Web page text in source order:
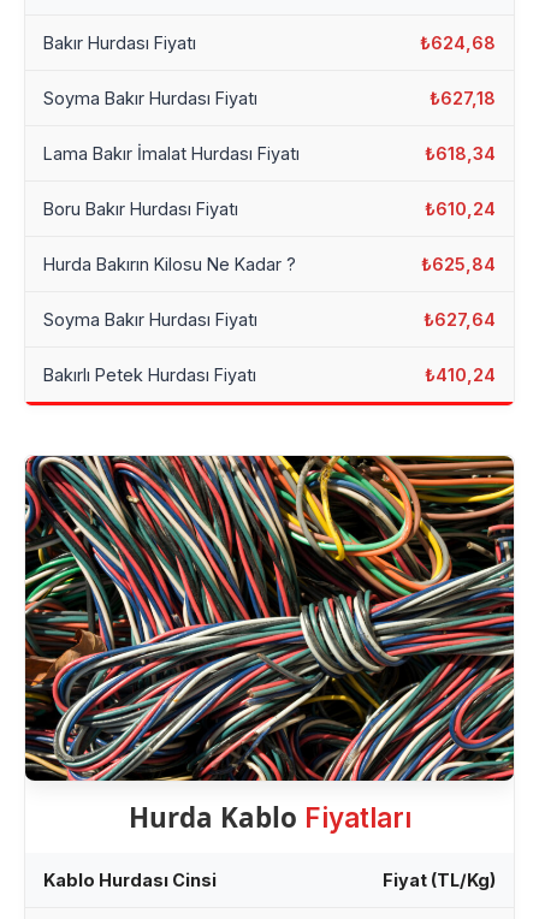
Bakır Hurdası Fiyatı ₺624,68
Soyma Bakır Hurdası Fiyatı ₺627,18
Lama Bakır İmalat Hurdası Fiyatı ₺618,34
Boru Bakır Hurdası Fiyatı ₺610,24
Hurda Bakırın Kilosu Ne Kadar ? ₺625,84
Soyma Bakır Hurdası Fiyatı ₺627,64
Bakırlı Petek Hurdası Fiyatı ₺410,24
Hurda Kablo Fiyatları
Kablo Hurdası Cinsi Fiyat (TL/Kg)